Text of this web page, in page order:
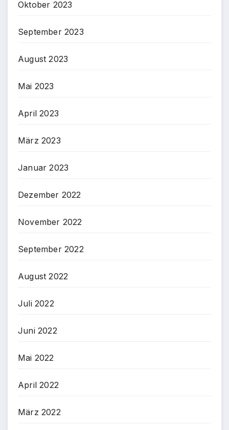
Oktober 2023
September 2023
August 2023
Mai 2023
April 2023
März 2023
Januar 2023
Dezember 2022
November 2022
September 2022
August 2022
Juli 2022
Juni 2022
Mai 2022
April 2022
März 2022